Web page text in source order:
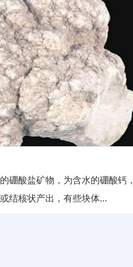
硼酸盐矿物，为含水的硼酸钙，
结核状产出，有些块体...